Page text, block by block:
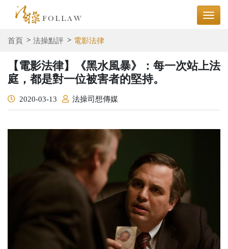
首頁 法操點評 電影法律
【電影法律】《黑水風暴》：每一次站上法
庭，都是對一位被害者的堅持。
2020-03-13 法操司想傳媒